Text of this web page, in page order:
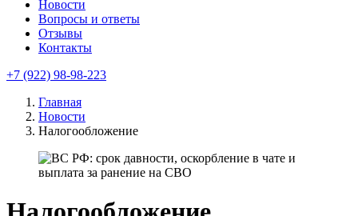
Новости
Вопросы и ответы
Отзывы
Контакты
+7 (922) 98-98-223
Главная
Новости
Налогообложение